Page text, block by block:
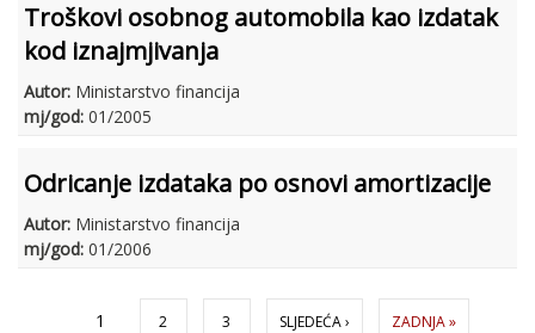
Troškovi osobnog automobila kao izdatak
kod iznajmjivanja
Autor: Ministarstvo financija
mj/god: 01/2005
Odricanje izdataka po osnovi amortizacije
Autor: Ministarstvo financija
mj/god: 01/2006
1 2 3 SLJEDEĆA › ZADNJA »